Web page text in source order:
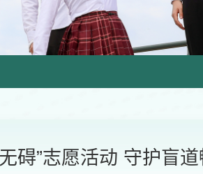
碍”志愿活动 守护盲